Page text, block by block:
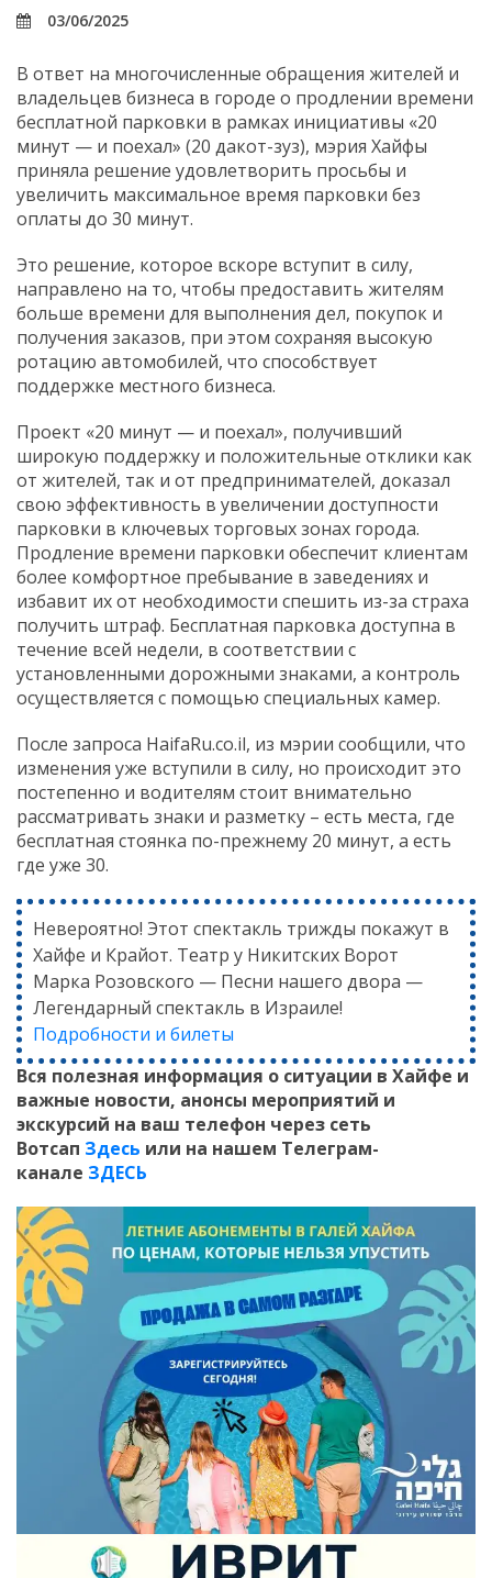
03/06/2025
В ответ на многочисленные обращения жителей и
владельцев бизнеса в городе о продлении времени
бесплатной парковки в рамках инициативы «20
минут — и поехал» (20 дакот-зуз), мэрия Хайфы
приняла решение удовлетворить просьбы и
увеличить максимальное время парковки без
оплаты до 30 минут.
Это решение, которое вскоре вступит в силу,
направлено на то, чтобы предоставить жителям
больше времени для выполнения дел, покупок и
получения заказов, при этом сохраняя высокую
ротацию автомобилей, что способствует
поддержке местного бизнеса.
Проект «20 минут — и поехал», получивший
широкую поддержку и положительные отклики как
от жителей, так и от предпринимателей, доказал
свою эффективность в увеличении доступности
парковки в ключевых торговых зонах города.
Продление времени парковки обеспечит клиентам
более комфортное пребывание в заведениях и
избавит их от необходимости спешить из-за страха
получить штраф. Бесплатная парковка доступна в
течение всей недели, в соответствии с
установленными дорожными знаками, а контроль
осуществляется с помощью специальных камер.
После запроса HaifaRu.co.il, из мэрии сообщили, что
изменения уже вступили в силу, но происходит это
постепенно и водителям стоит внимательно
рассматривать знаки и разметку – есть места, где
бесплатная стоянка по-прежнему 20 минут, а есть
где уже 30.
Невероятно! Этот спектакль трижды покажут в
Хайфе и Крайот. Театр у Никитских Ворот
Марка Розовского — Песни нашего двора —
Легендарный спектакль в Израиле!
Подробности и билеты
Вся полезная информация о ситуации в Хайфе и
важные новости, анонсы мероприятий и
экскурсий на ваш телефон через сеть
Вотсап Здесь или на нашем Телеграм-
канале ЗДЕСЬ